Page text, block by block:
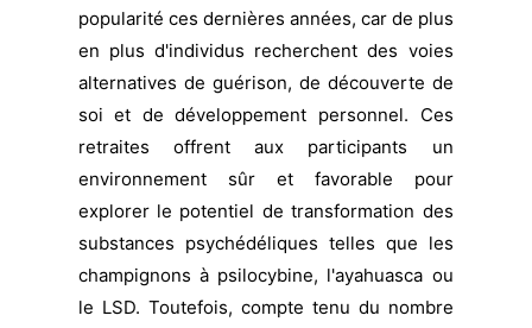
popularité ces dernières années, car de plus
en plus d'individus recherchent des voies
alternatives de guérison, de découverte de
soi et de développement personnel. Ces
retraites offrent aux participants un
environnement sûr et favorable pour
explorer le potentiel de transformation des
substances psychédéliques telles que les
champignons à psilocybine, l'ayahuasca ou
le LSD. Toutefois, compte tenu du nombre